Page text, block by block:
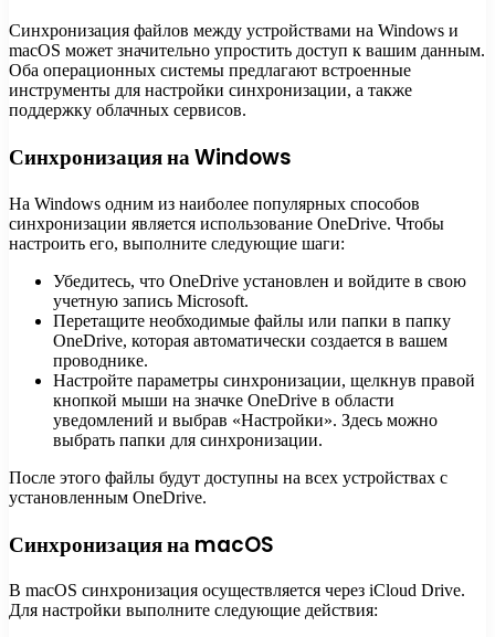
Синхронизация файлов между устройствами на Windows и
macOS может значительно упростить доступ к вашим данным.
Оба операционных системы предлагают встроенные
инструменты для настройки синхронизации, а также
поддержку облачных сервисов.
Синхронизация на Windows
На Windows одним из наиболее популярных способов
синхронизации является использование OneDrive. Чтобы
настроить его, выполните следующие шаги:
Убедитесь, что OneDrive установлен и войдите в свою
учетную запись Microsoft.
Перетащите необходимые файлы или папки в папку
OneDrive, которая автоматически создается в вашем
проводнике.
Настройте параметры синхронизации, щелкнув правой
кнопкой мыши на значке OneDrive в области
уведомлений и выбрав «Настройки». Здесь можно
выбрать папки для синхронизации.
После этого файлы будут доступны на всех устройствах с
установленным OneDrive.
Синхронизация на macOS
В macOS синхронизация осуществляется через iCloud Drive.
Для настройки выполните следующие действия: